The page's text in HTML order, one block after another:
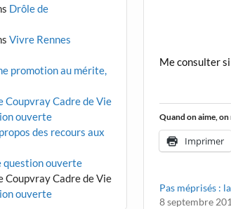
Me consulter
Quand on aime, on
Imprimer
Pas méprisés :
8 septembre
Drôle de
Vivre Rennes
promotion au mérite,
Coupvray Cadre de Vie
ouverte
des recours aux
question ouverte
Coupvray Cadre de Vie
ouverte